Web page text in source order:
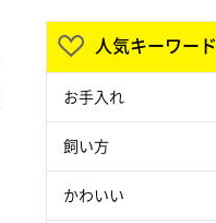
人気キーワード
お手入れ
飼い方
かわいい